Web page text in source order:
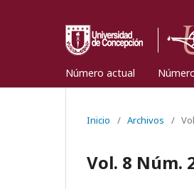
Número actual
Inicio / Archivos /
Vol. 8 Núm.